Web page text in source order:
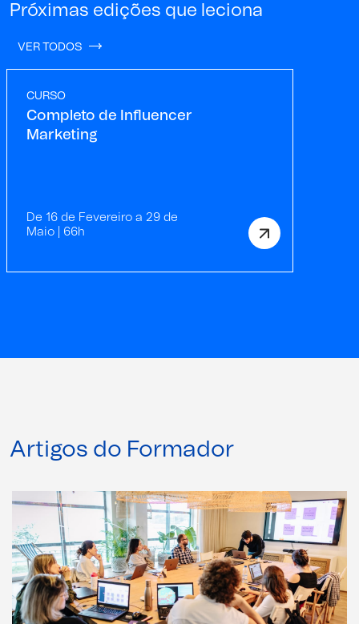
Próximas edições que leciona
VER TODOS
CURSO
Completo de Influencer
Marketing
De 16 de Fevereiro a 29 de
Maio | 66h
Artigos do Formador